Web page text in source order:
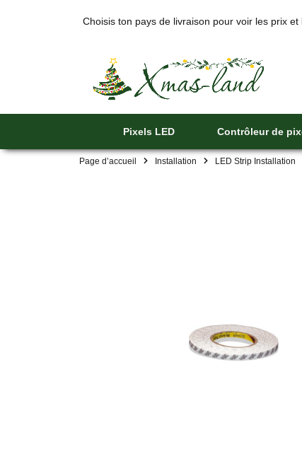
Choisis ton pays de livraison pour voir les prix
Pixels LED Contrôleur de
Page d’accueil Installation LED Strip Installation